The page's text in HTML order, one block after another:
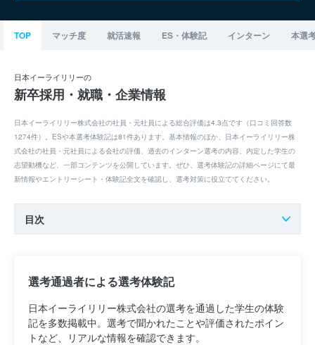
TOP マッチ度 就活速報 ES・体験記 インターン 本選
日本イーライリリーの
新卒採用・就職・企業情報
日本イーライリリー株式会社の社員・元社員による総合評価は4.3点です（口コミ回答数
1274件）。ESや本選考体験記は81件あります。基本情報のほか、日本イーライリリー株
式会社の社員・元社員による会社の評価、過去のインターン選考の内容、内定した学生の
志望動機など、一部コンテンツを公開しています。ぜひ、選考体験記の詳細ページにて最
新情報やエントリーシート・体験記全文を確認し、選考対策に役立ててください。
目次
選考通過者による選考体験記
日本イーライリリー株式会社の選考を通過した学生の体験
記を多数掲載中。選考で聞かれたことや評価されたポイン
トなど、リアルな情報を確認できます。